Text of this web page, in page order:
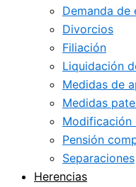
Demanda de
Divorcios
Filiación
Liquidación
Medidas de
Medidas
Modificación
Pensión
Separaciones
Herencias